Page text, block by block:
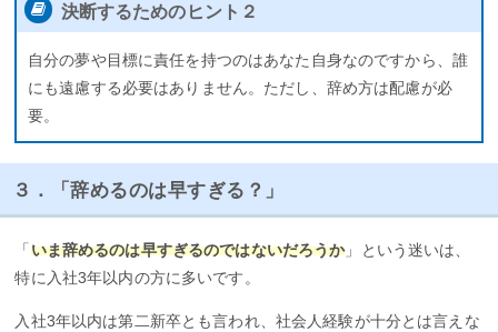
決断するためのヒント２
自分の夢や目標に責任を持つのはあなた自身なのですから、誰
にも遠慮する必要はありません。ただし、辞め方は配慮が必
要。
３．「辞めるのは早すぎる？」
「 いま辞めるのは早すぎるのではないだろうか」という迷いは、
特に入社3年以内の方に多いです。
入社3年以内は第二新卒とも言われ、社会人経験が十分とは言えな